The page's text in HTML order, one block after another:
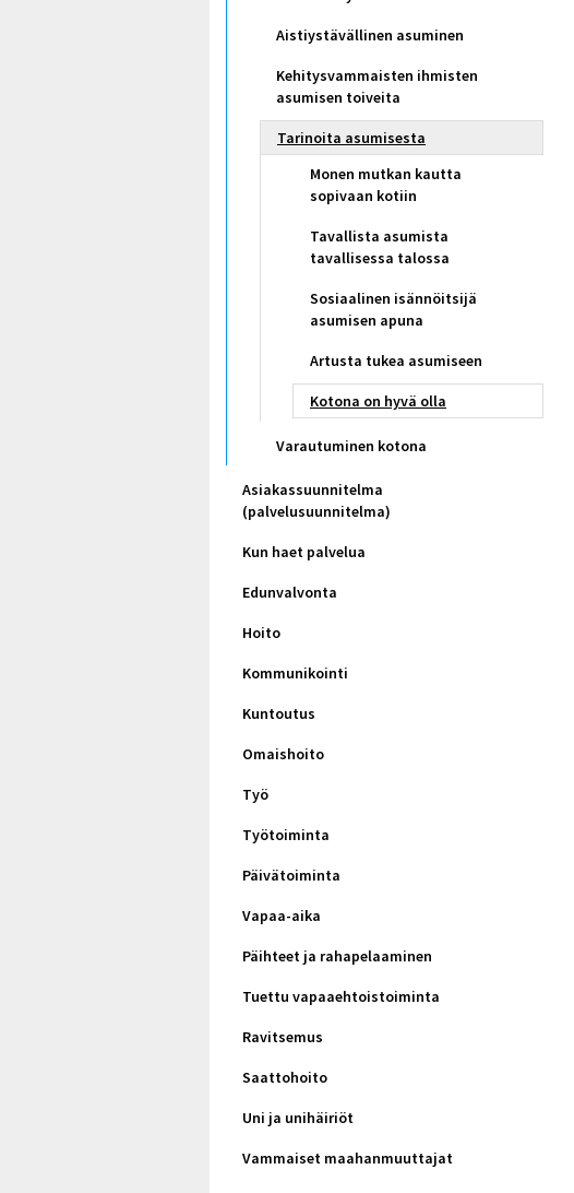
Aistiystävällinen asuminen
Kehitysvammaisten ihmisten
asumisen toiveita
Tarinoita asumisesta
Monen mutkan kautta
sopivaan kotiin
Tavallista asumista
tavallisessa talossa
Sosiaalinen isännöitsijä
asumisen apuna
Artusta tukea asumiseen
Kotona on hyvä olla
Varautuminen kotona
Asiakassuunnitelma
(palvelusuunnitelma)
Kun haet palvelua
Edunvalvonta
Hoito
Kommunikointi
Kuntoutus
Omaishoito
Työ
Työtoiminta
Päivätoiminta
Vapaa-aika
Päihteet ja rahapelaaminen
Tuettu vapaaehtoistoiminta
Ravitsemus
Saattohoito
Uni ja unihäiriöt
Vammaiset maahanmuuttajat